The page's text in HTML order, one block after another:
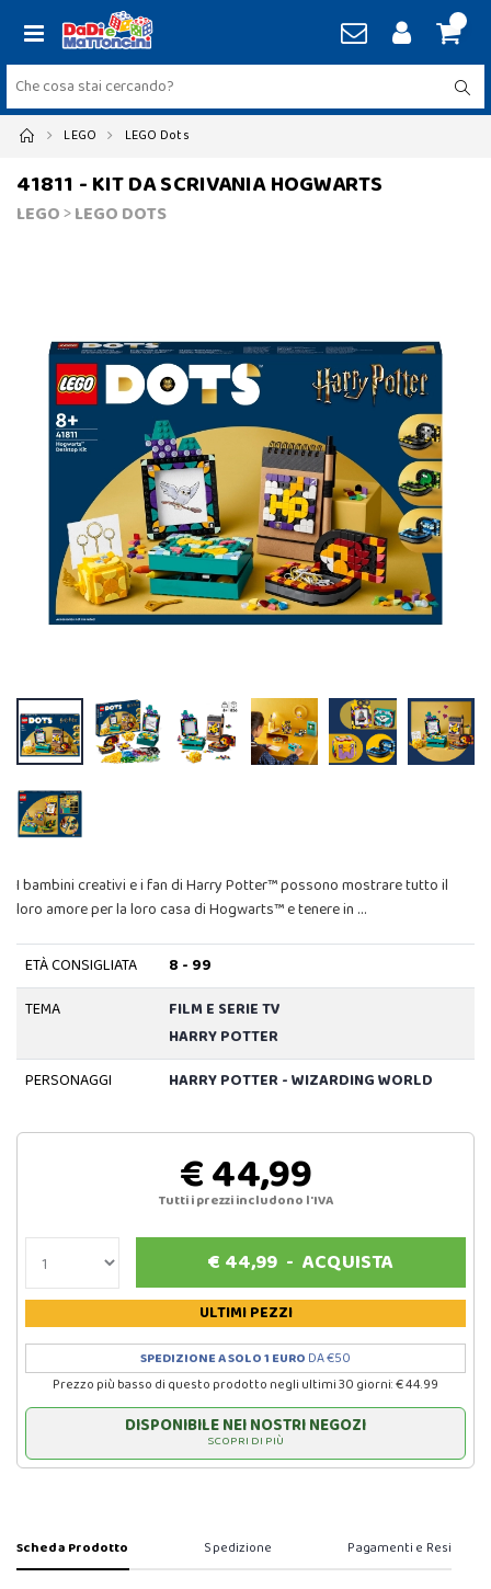
LEGO LEGO Dots
41811 - KIT DA SCRIVANIA HOGWARTS
LEGO>LEGO DOTS
I bambini creativi e i fan di Harry Potter™ possono mostrare tutto il
loro amore per la loro casa di Hogwarts™ e tenere in …
ETÀ CONSIGLIATA
8 - 99
TEMA
FILM E SERIE TV
HARRY POTTER
PERSONAGGI
HARRY POTTER - WIZARDING WORLD
€ 44,99
Tutti i prezzi includono l'IVA
€ 44,99 -ACQUISTA
ULTIMI PEZZI
SPEDIZIONE A SOLO 1 EURO DA €50
Prezzo più basso di questo prodotto negli ultimi 30 giorni: € 44.99
DISPONIBILE NEI NOSTRI NEGOZI
SCOPRI DI PIÙ
Scheda Prodotto Spedizione Pagamenti e Resi